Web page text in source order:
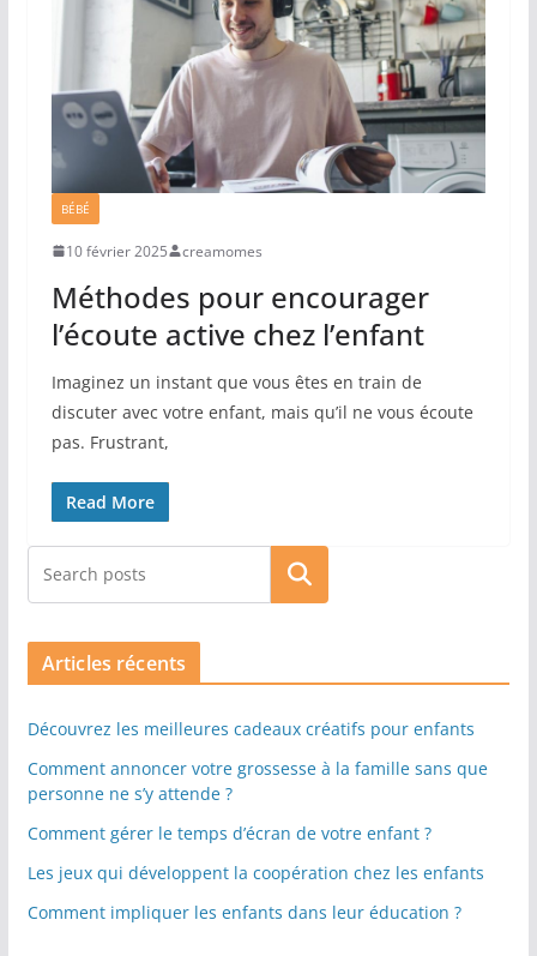
BÉBÉ
10 février 2025 creamomes
Méthodes pour encourager
l’écoute active chez l’enfant
Imaginez un instant que vous êtes en train de
discuter avec votre enfant, mais qu’il ne vous écoute
pas. Frustrant,
Read More
Rechercher
Articles récents
Découvrez les meilleures cadeaux créatifs pour enfants
Comment annoncer votre grossesse à la famille sans que
personne ne s’y attende ?
Comment gérer le temps d’écran de votre enfant ?
Les jeux qui développent la coopération chez les enfants
Comment impliquer les enfants dans leur éducation ?